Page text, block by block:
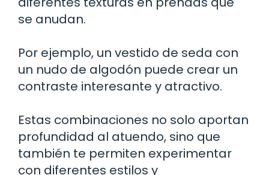
se anudan.
Por ejemplo, un vestido de seda con
un nudo de algodón puede crear un
contraste interesante y atractivo.
Estas combinaciones no solo aportan
profundidad al atuendo, sino que
también te permiten experimentar
con diferentes estilos y